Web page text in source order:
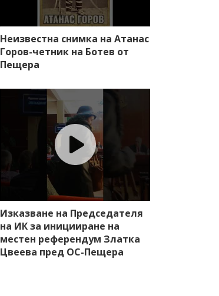
Неизвестна снимка на Атанас
Горов-четник на Ботев от
Пещера
Изказване на Председателя
на ИК за иницииране на
местен референдум Златка
Цвеева пред ОС-Пещера